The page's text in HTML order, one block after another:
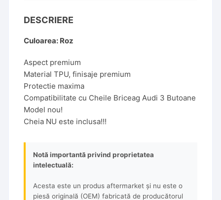
DESCRIERE
Culoarea: Roz
Aspect premium
Material TPU, finisaje premium
Protectie maxima
Compatibilitate cu Cheile Briceag Audi 3 Butoane
Model nou!
Cheia NU este inclusa!!!
Notă importantă privind proprietatea
intelectuală:
Acesta este un produs aftermarket și nu este o
piesă originală (OEM) fabricată de producătorul